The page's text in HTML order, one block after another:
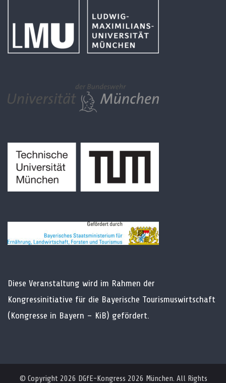
Diese Veranstaltung wird im Rahmen der
Kongressinitiative für die Bayerische Tourismuswirtschaft
(Kongresse in Bayern – KiB) gefördert.
© Copyright 2026 DGfE-Kongress 2026 München. All Rights